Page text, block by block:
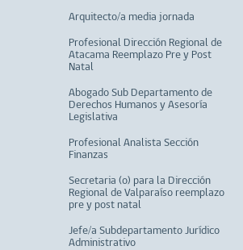
Arquitecto/a media jornada
Profesional Dirección Regional de
Atacama Reemplazo Pre y Post
Natal
Abogado Sub Departamento de
Derechos Humanos y Asesoría
Legislativa
Profesional Analista Sección
Finanzas
Secretaria (o) para la Dirección
Regional de Valparaíso reemplazo
pre y post natal
Jefe/a Subdepartamento Jurídico
Administrativo